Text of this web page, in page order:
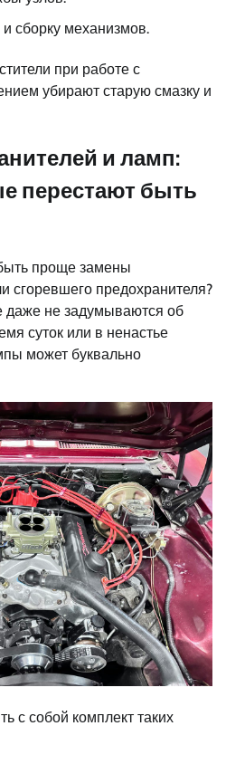
и сборку механизмов.
при работе с
убирают старую смазку и
и ламп:
перестают быть
проще замены
сгоревшего предохранителя?
даже не задумываются об
суток или в ненастье
может буквально
с собой комплект таких